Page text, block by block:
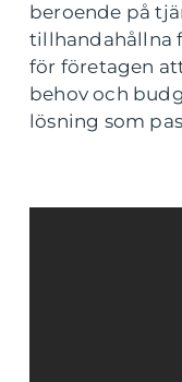
beroende på
tillhandahållna
för företagen
behov och
lösning som